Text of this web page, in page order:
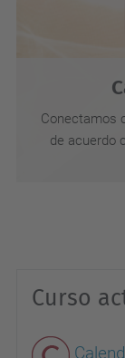
Conectamos
de acuerdo
Curso